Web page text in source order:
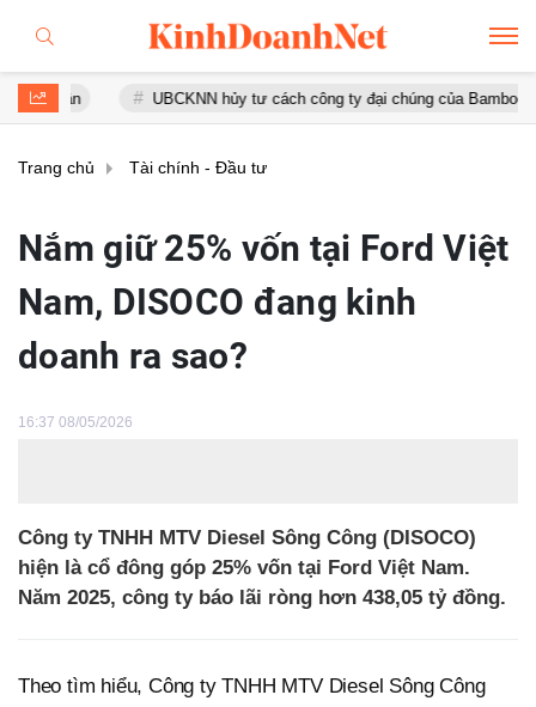
UBCKNN hủy tư cách công ty đại chúng của Bamboo Capital và
Trang chủ Tài chính - Đầu tư
Nắm giữ 25% vốn tại Ford Việt
Nam, DISOCO đang kinh
doanh ra sao?
16:37 08/05/2026
Công ty TNHH MTV Diesel Sông Công (DISOCO)
hiện là cổ đông góp 25% vốn tại Ford Việt Nam.
Năm 2025, công ty báo lãi ròng hơn 438,05 tỷ đồng.
Theo tìm hiểu, Công ty TNHH MTV Diesel Sông Công